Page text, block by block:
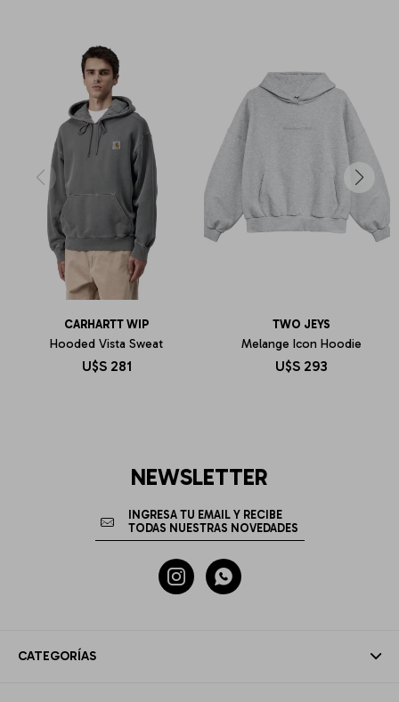
CARHARTT WIP
Hooded Vista Sweat
U$S 281
TWO JEYS
Melange Icon Hoodie
U$S 293
CATEGORÍAS
NEWSLETTER
 